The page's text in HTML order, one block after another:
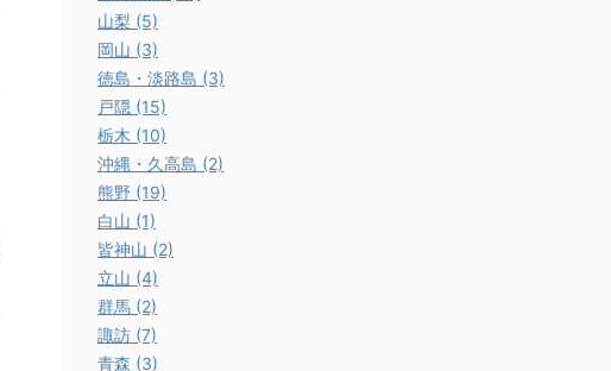
山梨 (5)
岡山 (3)
徳島・淡路島 (3)
戸隠 (15)
栃木 (10)
沖縄・久高島 (2)
熊野 (19)
白山 (1)
皆神山 (2)
立山 (4)
群馬 (2)
諏訪 (7)
青森 (3)